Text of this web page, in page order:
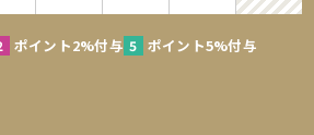
ポイント2%付与
ポイント5%付与